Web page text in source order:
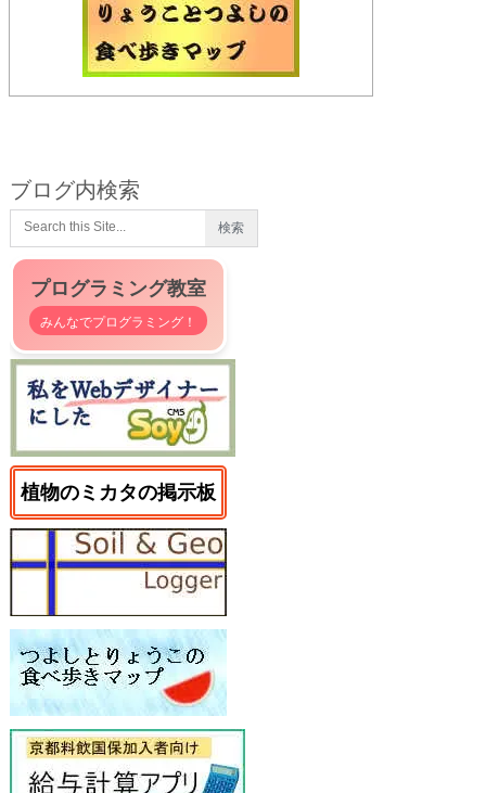
ブログ内検索
プログラミング教室
みんなでプログラミング！
植物のミカタの掲示板